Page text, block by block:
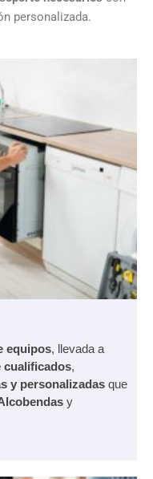
personalizada.
equipos, llevada a
cualificados,
y personalizadas que
y